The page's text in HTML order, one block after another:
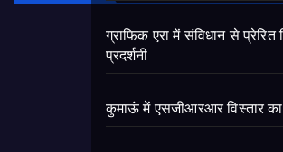
ग्राफिक एरा में संविधान से प्रेरित
प्रदर्शनी
कुमाऊं में एसजीआरआर विस्तार